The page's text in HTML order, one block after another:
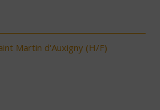
Martin d'Auxigny (H/F)